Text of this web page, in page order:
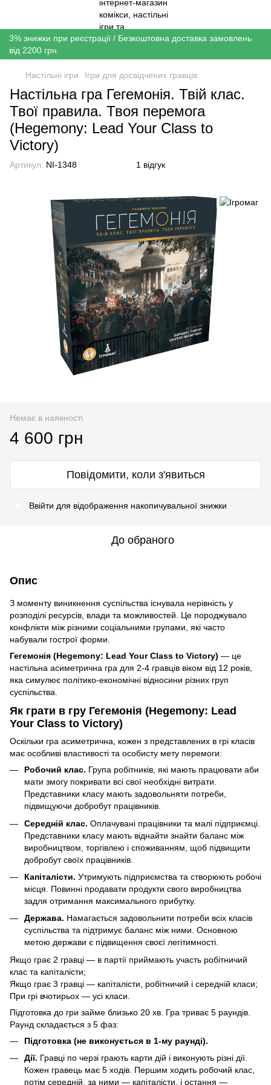
3% знижки при реєстрації / Безкоштовна доставка замовлень
від 2200 грн.
Настільні ігри Ігри для досвідчених гравців
Настільна гра Гегемонія. Твій клас.
Твої правила. Твоя перемога
(Hegemony: Lead Your Class to
Victory)
Артикул: NI-1348 1 відгук
Немає в наявності
4 600 грн
Повідомити, коли з'явиться
Ввійти для відображення накопичувальної знижки
До обраного
Опис
З моменту виникнення суспільства існувала нерівність у
розподілі ресурсів, влади та можливостей. Це породжувало
конфлікти між різними соціальними групами, які часто
набували гострої форми.
Гегемонія (Hegemony: Lead Your Class to Victory) — це
настільна асиметрична гра для 2-4 гравців віком від 12 років,
яка симулює політико-економічні відносини різних груп
суспільства.
Як грати в гру Гегемонія (Hegemony: Lead
Your Class to Victory)
Оскільки гра асиметрична, кожен з представлених в грі класів
має особливі властивості та особисту мету перемоги:
Робочий клас. Група робітників, які мають працювати аби
мати змогу покривати всі свої необхідні витрати.
Представники класу мають задовольняти потреби,
підвищуючи добробут працівників.
Середній клас. Оплачувані працівники та малі підприємці.
Представники класу мають віднайти знайти баланс між
виробництвом, торгівлею і споживанням, щоб підвищити
добробут своїх працівників.
Капіталісти. Утримують підприємства та створюють робочі
місця. Повинні продавати продукти свого виробництва
задля отримання максимального прибутку.
Держава. Намагається задовольнити потреби всіх класів
суспільства та підтримує баланс між ними. Основною
метою держави є підвищення своєї легітимності.
Якщо грає 2 гравці — в партії приймають участь робітничий
клас та капіталісти;
Якщо грає 3 гравці — капіталісти, робітничий і середній класи;
При грі вчотирьох — усі класи.
Підготовка до гри займе близько 20 хв. Гра триває 5 раундів.
Раунд складається з 5 фаз:
Підготовка (не виконується в 1-му раунді).
Дії. Гравці по черзі грають карти дій і виконують різні дії.
Кожен гравець має 5 ходів. Першим ходить робочий клас,
потім середній, за ними — капіталісти, і остання —